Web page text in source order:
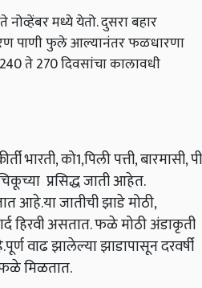
नोव्हेंबर मध्ये येतो. दुसरा बहार
पाणी फुले आल्यानंतर फळधारणा
ते 270 दिवसांचा कालावधी
भारती, को1,पिली पत्ती, बारमासी, पी
प्रसिद्ध जाती आहेत.
आहे.या जातीची झाडे मोठी,
हिरवी असतात. फळे मोठी अंडाकृती
वाढ झालेल्या झाडापासून दरवर्षी
मिळतात.